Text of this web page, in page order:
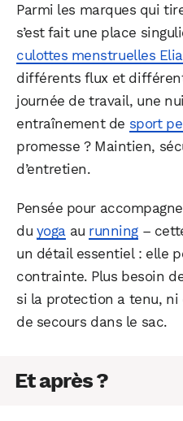
Parmi les marques qui
s’est fait une place
culottes menstruelles
différents flux et
journée de travail, une
entraînement de sport
promesse ? Maintien,
d’entretien.
Pensée pour
du yoga au running–
un détail essentiel : elle
contrainte. Plus besoin
si la protection a tenu, ni
de secours dans le sac.
Et après ?